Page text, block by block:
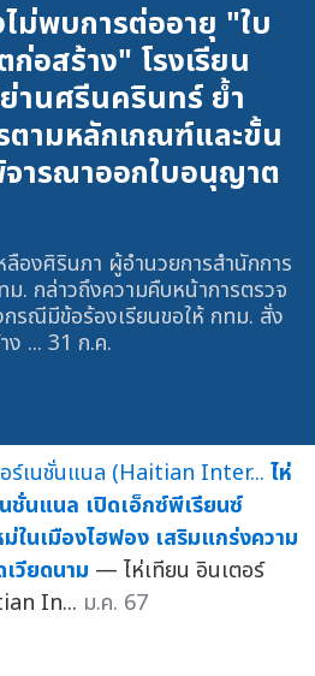
ม่พบการต่ออายุ "ใบ
อสร้าง" โรงเรียน
านศรีนครินทร์ ย้ำ
ตามหลักเกณฑ์และขั้น
ารณาออกใบอนุญาต
ลืองศิรินภา ผู้อำนวยการสำนักการ
ม. กล่าวถึงความคืบหน้าการตรวจ
รณีมีข้อร้องเรียนขอให้ กทม. สั่ง
ง ...31 ก.ค.
ไห่
ชั่นแนล เปิดเอ็กซ์พีเรียนซ์
ในเมืองไฮฟอง เสริมแกร่งความ
วียดนาม — ไห่เทียน อินเตอร์
In... ม.ค. 67